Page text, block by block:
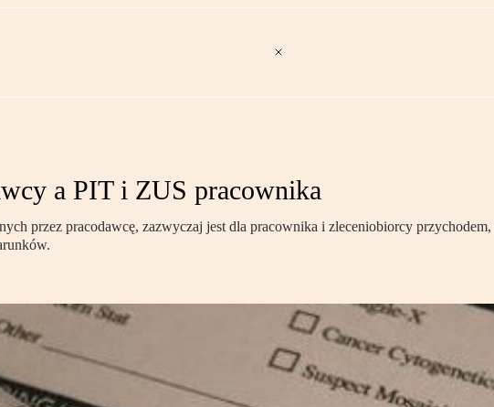
a PIT i ZUS pracownika
przez pracodawcę, zazwyczaj jest dla pracownika i zleceniobiorcy